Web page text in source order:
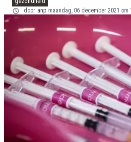
door anp maandag, 06 december 2021 om